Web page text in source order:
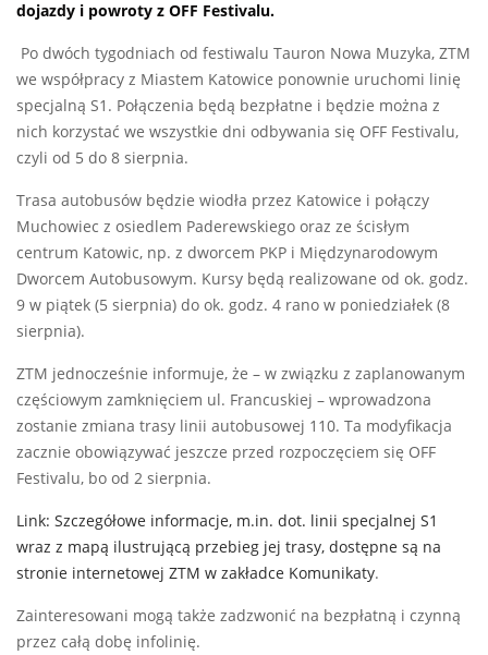
dojazdy i powroty z OFF Festivalu.
Po dwóch tygodniach od festiwalu Tauron Nowa Muzyka, ZTM
we współpracy z Miastem Katowice ponownie uruchomi linię
specjalną S1. Połączenia będą bezpłatne i będzie można z
nich korzystać we wszystkie dni odbywania się OFF Festivalu,
czyli od 5 do 8 sierpnia.
Trasa autobusów będzie wiodła przez Katowice i połączy
Muchowiec z osiedlem Paderewskiego oraz ze ścisłym
centrum Katowic, np. z dworcem PKP i Międzynarodowym
Dworcem Autobusowym. Kursy będą realizowane od ok. godz.
9 w piątek (5 sierpnia) do ok. godz. 4 rano w poniedziałek (8
sierpnia).
ZTM jednocześnie informuje, że – w związku z zaplanowanym
częściowym zamknięciem ul. Francuskiej – wprowadzona
zostanie zmiana trasy linii autobusowej 110. Ta modyfikacja
zacznie obowiązywać jeszcze przed rozpoczęciem się OFF
Festivalu, bo od 2 sierpnia.
Link: Szczegółowe informacje, m.in. dot. linii specjalnej S1
wraz z mapą ilustrującą przebieg jej trasy, dostępne są na
stronie internetowej ZTM w zakładce Komunikaty.
Zainteresowani mogą także zadzwonić na bezpłatną i czynną
przez całą dobę infolinię.